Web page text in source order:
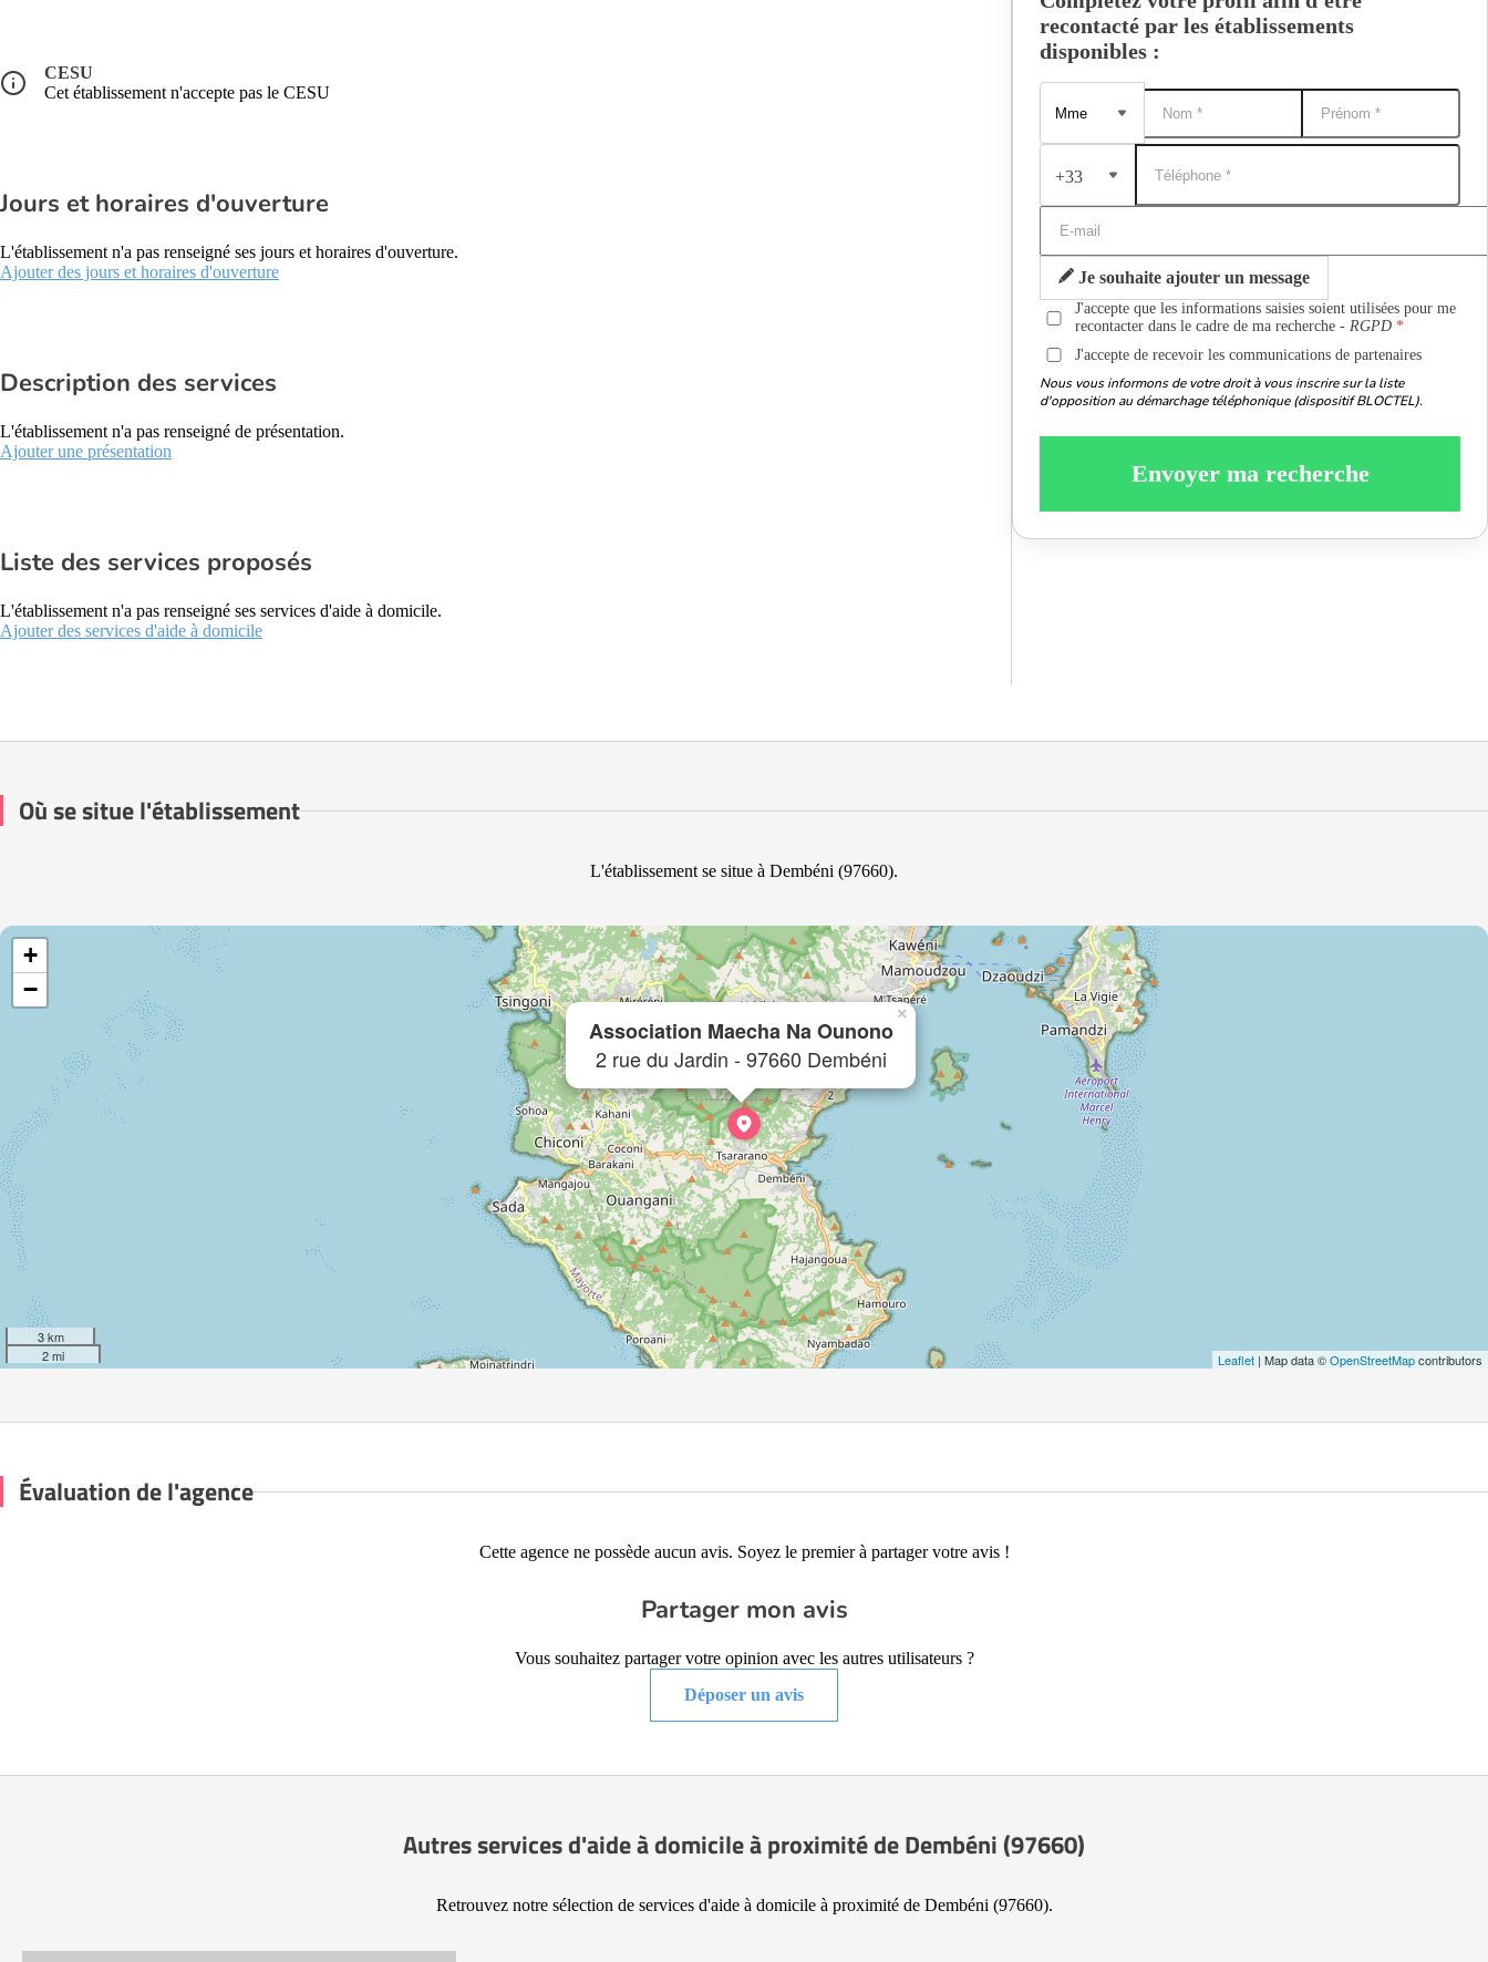
CESU
Cet établissement n'accepte pas le CESU
Jours et horaires d'ouverture
L'établissement n'a pas renseigné ses jours et horaires d'ouverture.
Ajouter des jours et horaires d'ouverture
Description des services
L'établissement n'a pas renseigné de présentation.
Ajouter une présentation
Liste des services proposés
L'établissement n'a pas renseigné ses services d'aide à domicile.
Ajouter des services d'aide à domicile
recontacté par les établissements
disponibles :
+33
Je souhaite ajouter un message
J'accepte que les informations saisies soient utilisées pour me
recontacter dans le cadre de ma recherche -RGPD
J'accepte de recevoir les communications de partenaires
Nous vous informons de votre droit à vous inscrire sur la liste
d'opposition au démarchage téléphonique (dispositif BLOCTEL).
Envoyer ma recherche
Où se situe l'établissement
L'établissement se situe à Dembéni (97660).
Association Maecha Na Ounono
2 rue du Jardin - 97660 Dembéni
×
+
−
3 km
2 mi
Leaflet | Map data ©OpenStreetMapcontributors
Évaluation de l'agence
Cette agence ne possède aucun avis. Soyez le premier à partager votre avis !
Partager mon avis
Vous souhaitez partager votre opinion avec les autres utilisateurs ?
Déposer un avis
Autres services d'aide à domicile à proximité de Dembéni (97660)
Retrouvez notre sélection de services d'aide à domicile à proximité de Dembéni (97660).